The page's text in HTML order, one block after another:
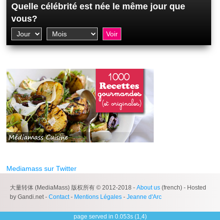
Quelle célébrité est née le même jour que
vous?
Mediamass sur Twitter
大量转体 (MediaMass) 版权所有 © 2012-2018 - About us (french) - Hosted
by Gandi.net - Contact- Mentions Légales - Jeanne d'Arc
page served in 0.053s (1,4)